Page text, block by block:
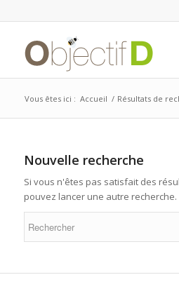
Vous êtes ici : Accueil / Résultats de
Nouvelle recherche
Si vous n'êtes pas satisfait des
pouvez lancer une autre recherche.